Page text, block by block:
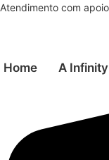
Ir
conteúdo
Atendimento com
Home A Infinity